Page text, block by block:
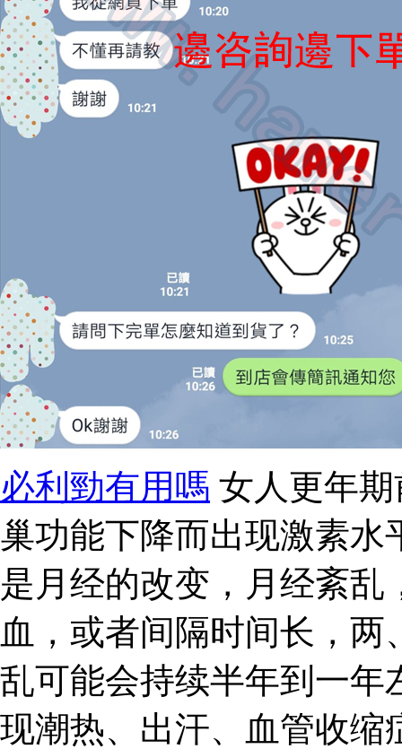
必利勁有用嗎 女人更年
巢功能下降而出现激素水
是月经的改变，月经紊
血，或者间隔时间长，
乱可能会持续半年到一年
现潮热、出汗、血管收缩